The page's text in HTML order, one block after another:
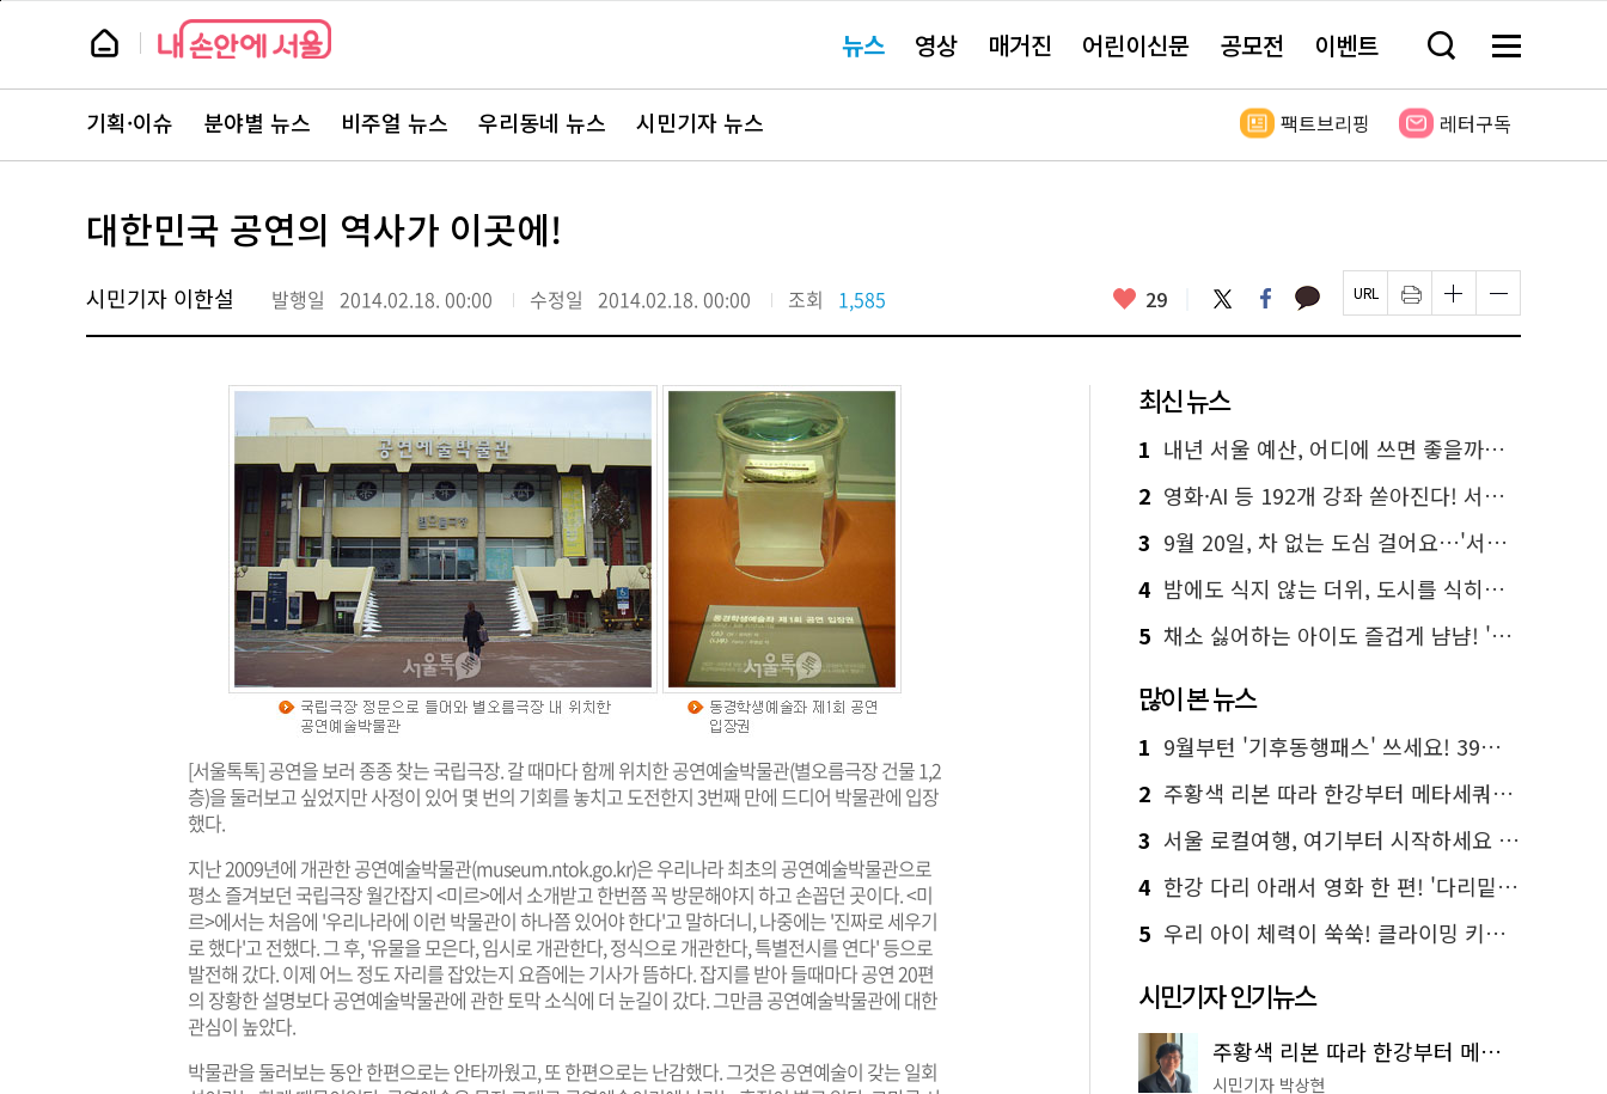
본
뉴
스 요뉴스 영상 매거진 어린이신문 공모전 이벤트 검
창
기
메
전
보
뉴
스
주
서
바
로
기획·이슈 분야별 뉴스 비주얼 뉴스 우리동네 뉴스 시민기자 뉴스 팩트브리핑 레터구독
대한민국 공연의 역사가 이곳에!
시민기자 이한설 발행일 2014.02.18. 00:00 수정일 2014.02.18. 00:00 조회 1,585 좋
요
29 트
위
터
페
이
스
카
카 페
이
지
인
쇄
하
글
자
크
하
기
글
자
크
하
[서울톡톡] 공연을 보러 종종 찾는 국립극장. 갈 때마다 함께 위치한 공연예술박물관(별오름극장 건물 1,2
층)을 둘러보고 싶었지만 사정이 있어 몇 번의 기회를 놓치고 도전한지 3번째 만에 드디어 박물관에 입장
했다.
지난 2009년에 개관한 공연예술박물관(museum.ntok.go.kr)은 우리나라 최초의 공연예술박물관으로
평소 즐겨보던 국립극장 월간잡지 <미르>에서 소개받고 한번쯤 꼭 방문해야지 하고 손꼽던 곳이다. <미
르>에서는 처음에 '우리나라에 이런 박물관이 하나쯤 있어야 한다'고 말하더니, 나중에는 '진짜로 세우기
로 했다'고 전했다. 그 후, '유물을 모은다, 임시로 개관한다, 정식으로 개관한다, 특별전시를 연다' 등으로
발전해 갔다. 이제 어느 정도 자리를 잡았는지 요즘에는 기사가 뜸하다. 잡지를 받아 들때마다 공연 20편
의 장황한 설명보다 공연예술박물관에 관한 토막 소식에 더 눈길이 갔다. 그만큼 공연예술박물관에 대한
관심이 높았다.
박물관을 둘러보는 동안 한편으로는 안타까웠고, 또 한편으로는 난감했다. 그것은 공연예술이 갖는 일회
최신 뉴스
1 내년 서울 예산, 어디에 쓰면 좋을까요? 온라인 투표
2 영화·AI 등 192개 강좌 쏟아진다! 서울시민대학 선착순 신청
3 9월 20일, 차 없는 도심 걸어요…'서울 걷자 페스티벌' 선착순 5천명
4 밤에도 식지 않는 더위, 도시를 식히는 시원한 해법은?
5 채소 싫어하는 아이도 즐겁게 냠냠! '찾아가는 서울시 식생활 교육' 현장
많이 본 뉴스
1 9월부턴 '기후동행패스' 쓰세요! 39세까지 청년 혜택
2 주황색 리본 따라 한강부터 메타세쿼이아 숲길까지…서울둘레길 15코스
3 서울 로컬여행, 여기부터 시작하세요 '서울에디션25'
4 한강 다리 아래서 영화 한 편! '다리밑 영화관' 무료 상영
5 우리 아이 체력이 쑥쑥! 클라이밍 키즈카페·어린이 체력장
시민기자 인기뉴스
주황색 리본 따라 한강부터 메타세쿼이아 숲길까지…서울둘레길 15코스
시민기자 박상현
페